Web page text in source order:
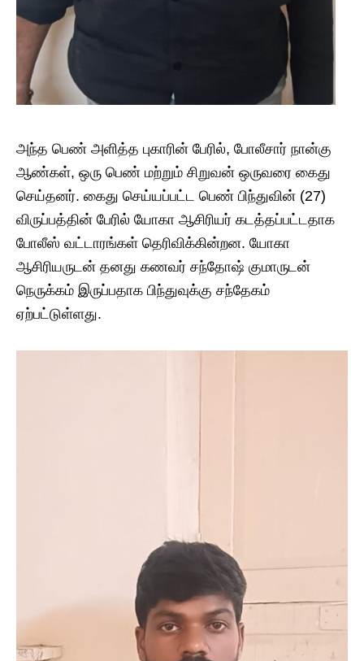
அந்த பெண் அளித்த புகாரின் பேரில், போலீசார் நான்கு
ஆண்கள், ஒரு பெண் மற்றும் சிறுவன் ஒருவரை கைது
செய்தனர். கைது செய்யப்பட்ட பெண் பிந்துவின் (27)
விருப்பத்தின் பேரில் யோகா ஆசிரியர் கடத்தப்பட்டதாக
போலீஸ் வட்டாரங்கள் தெரிவிக்கின்றன. யோகா
ஆசிரியருடன் தனது கணவர் சந்தோஷ் குமாருடன்
நெருக்கம் இருப்பதாக பிந்துவுக்கு சந்தேகம்
ஏற்பட்டுள்ளது.